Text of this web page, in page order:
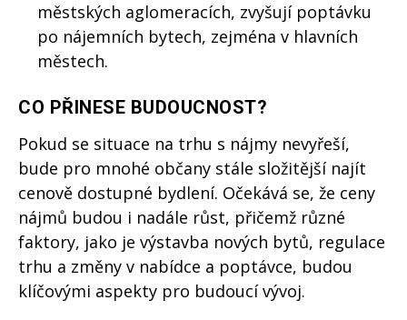
městských aglomeracích, zvyšují poptávku
po nájemních bytech, zejména v hlavních
městech.
CO PŘINESE BUDOUCNOST?
Pokud se situace na trhu s nájmy nevyřeší,
bude pro mnohé občany stále složitější najít
cenově dostupné bydlení. Očekává se, že ceny
nájmů budou i nadále růst, přičemž různé
faktory, jako je výstavba nových bytů, regulace
trhu a změny v nabídce a poptávce, budou
klíčovými aspekty pro budoucí vývoj.